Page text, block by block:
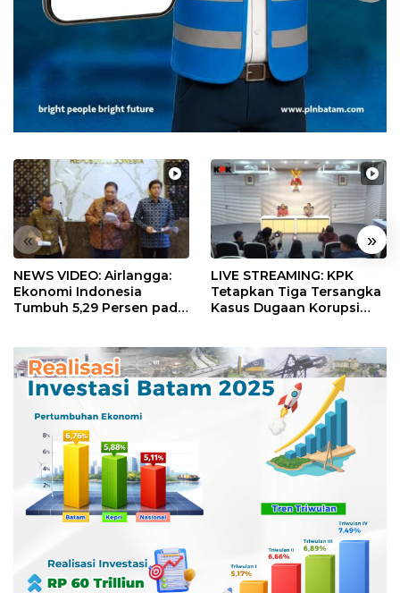
« »
NEWS VIDEO: Airlangga:
Ekonomi Indonesia
Tumbuh 5,29 Persen pada
LIVE STREAMING: KPK
Tetapkan Tiga Tersangka
Kasus Dugaan Korupsi